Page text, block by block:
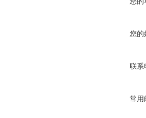
您的
联系
常用